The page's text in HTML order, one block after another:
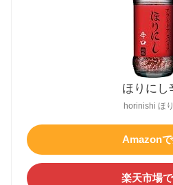
ほりにし
horinishi ほ
Amazon
楽天市場